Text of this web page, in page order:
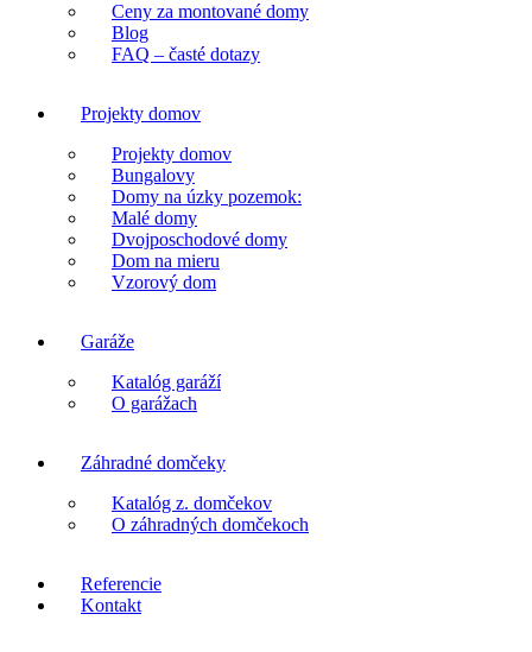
Ceny za montované domy
Blog
FAQ – časté dotazy
Projekty domov
Projekty domov
Bungalovy
Domy na úzky pozemok:
Malé domy
Dvojposchodové domy
Dom na mieru
Vzorový dom
Garáže
Katalóg garáží
O garážach
Záhradné domčeky
Katalóg z. domčekov
O záhradných domčekoch
Referencie
Kontakt